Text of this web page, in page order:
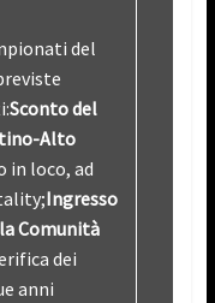
del
Sconto del
Alto
loco, ad
Ingresso
Comunità
dei
anni